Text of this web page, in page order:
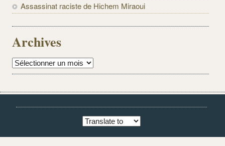
Assassinat raciste de Hichem Miraoui
Archives
Archives